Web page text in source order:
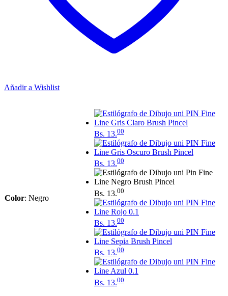
Añadir a Wishlist
Color: Negro
Bs. 13.00
Bs. 13.00
Bs. 13.00
Bs. 13.00
Bs. 13.00
Bs. 13.00